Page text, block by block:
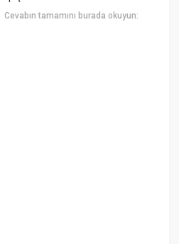
Cevabın tamamını burada okuyun: